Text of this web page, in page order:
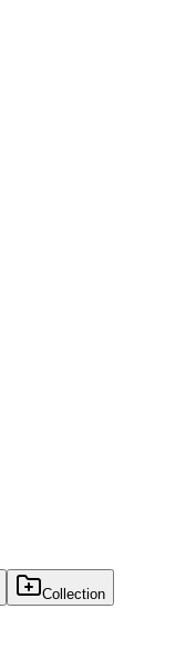
Collection